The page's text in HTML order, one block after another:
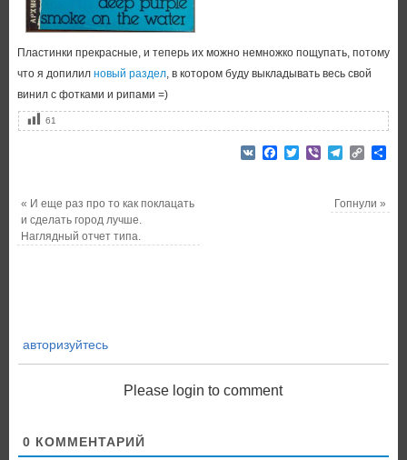
Пластинки прекрасные, и теперь их можно немножко пощупать, потому
что я допилил новый раздел, в котором буду выкладывать весь свой
винил с фотками и рипами =)
61
VK Facebook
TwitterViberTelegram
Copy
« И еще раз про то как поклацать
и сделать город лучше.
Наглядный отчет типа.
Гопнули»
авторизуйтесь
Please login to comment
0 КОММЕНТАРИЙ